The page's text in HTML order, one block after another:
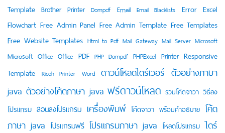
Template Brother Printer Dompdf Email Email Blacklists Error Excel
Flowchart Free Admin Panel Free Admin Template Free Templates
Free Website Templates Html to Pdf Mail Gateway Mail Server Microsoft
Microsoft Office Office PDF PHP Dompdf PHPExcel Printer Responsive
Template Ricoh Printer Word ดาวน์โหลดไดร์เวอร์ ตัวอย่างภาษา
java ตัวอย่างโค้ดภาษา java ฟรีดาวน์โหลด รวมโค้ดจาวา วิธีลง
โปรแกรม สอนลงโปรแกรม เครื่องพิมพ์ โค้ดจาวา พร้อมคำอธิบาย โค้ด
ภาษา java โปรแกรมฟรี โปรแกรมภาษา java โหลดโปรแกรม ไดร์